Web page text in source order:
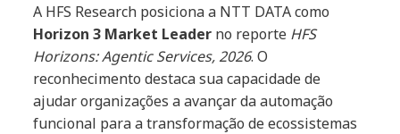
A HFS Research posiciona a NTT DATA como
Horizon 3 Market Leader no reporte HFS
Horizons: Agentic Services, 2026. O
reconhecimento destaca sua capacidade de
ajudar organizações a avançar da automação
funcional para a transformação de ecossistemas